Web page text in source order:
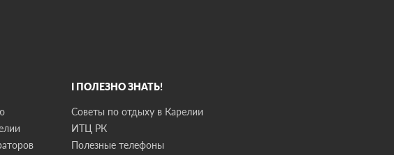
I ПОЛЕЗНО ЗНАТЬ!
Советы по отдыху в Карелии
ИТЦ РК
Полезные телефоны